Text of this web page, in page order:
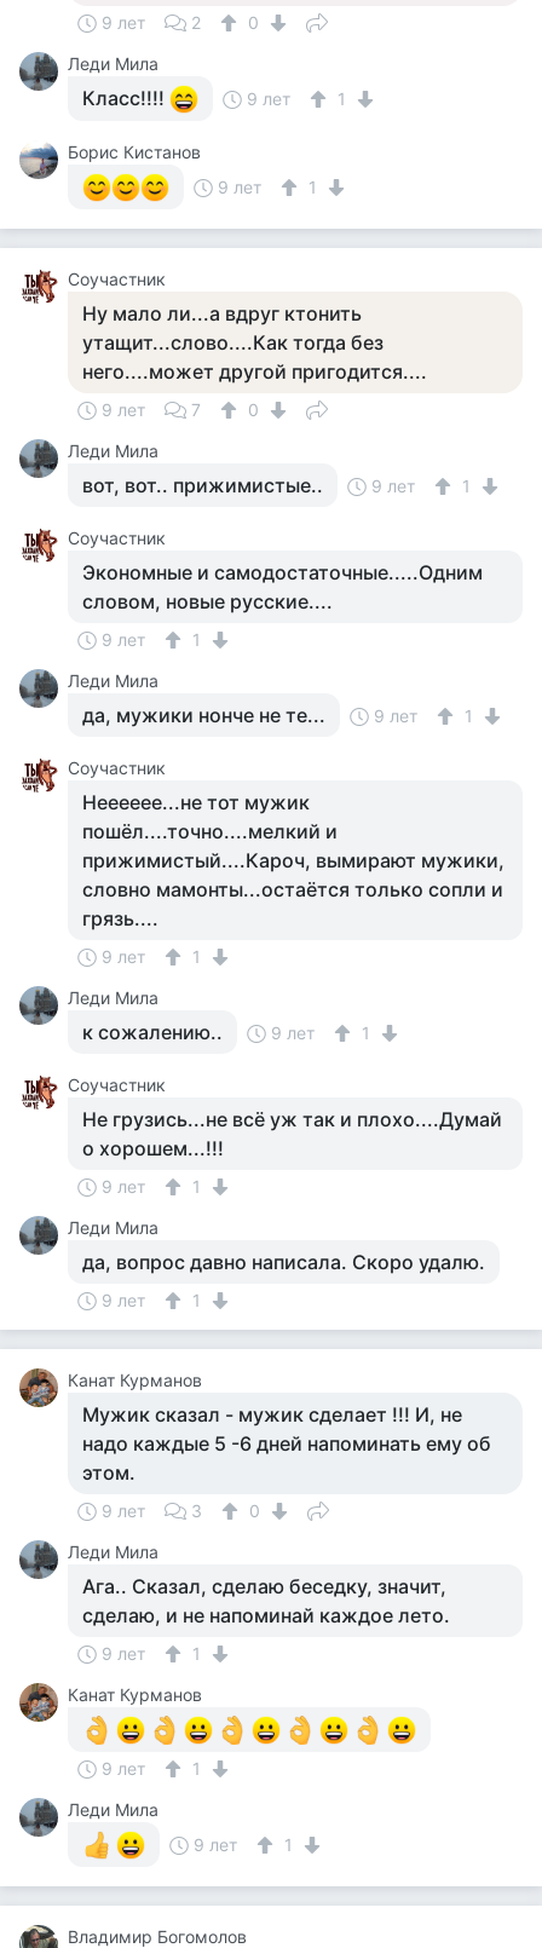
9 лет 2
0
Леди Мила
Класс!!!! 9 лет 1
Борис Кистанов
9 лет
1
Соучастник
Ну мало ли...а вдруг ктонить
утащит...слово....Как тогда без
него....может другой пригодится....
9 лет 7
0
Леди Мила
вот, вот.. прижимистые.. 9 лет 1
Соучастник
Экономные и самодостаточные.....Одним
словом, новые русские....
9 лет
1
Леди Мила
да, мужики нонче не те... 9 лет 1
Соучастник
Нееееее...не тот мужик
пошёл....точно....мелкий и
прижимистый....Кароч, вымирают мужики,
словно мамонты...остаётся только сопли и
грязь....
9 лет
1
Леди Мила
к сожалению.. 9 лет 1
Соучастник
Не грузись...не всё уж так и плохо....Думай
о хорошем...!!!
9 лет
1
Леди Мила
да, вопрос давно написала. Скоро удалю.
9 лет 1
Канат Курманов
Мужик сказал - мужик сделает !!! И, не
надо каждые 5 -6 дней напоминать ему об
этом.
9 лет 3
0
Леди Мила
Ага.. Сказал, сделаю беседку, значит,
сделаю, и не напоминай каждое лето.
9 лет
1
Канат Курманов
9 лет
1
Леди Мила
9 лет
1
Владимир Богомолов